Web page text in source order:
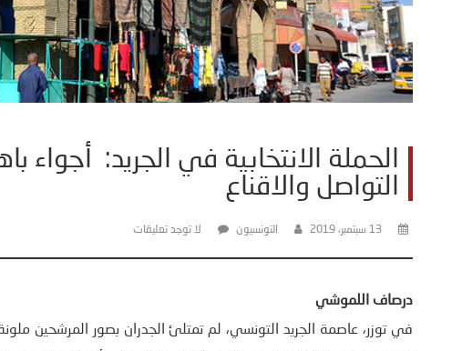
الحملة الانتخابية في الجريد: أجواء
التواصل والاقناع
13 سبتمبر، 2019 التونسيون لا توجد تعليقات
درصاف اللموشي
في توزر، عاصمة الجريد التونسي، لم تمتلئ الجدران بصور المرشحين